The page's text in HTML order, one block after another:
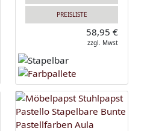
PREISLISTE
58,95 €
zzgl. Mwst